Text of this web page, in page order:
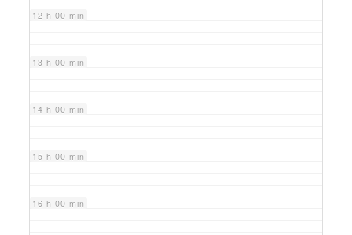
12 h 00 min
13 h 00 min
14 h 00 min
15 h 00 min
16 h 00 min